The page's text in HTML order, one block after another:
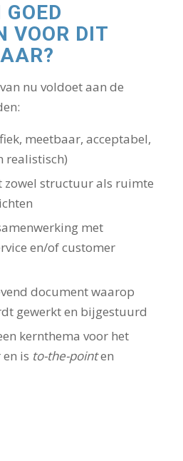
VOOR DIT
nu voldoet aan de
meetbaar, acceptabel,
realistisch)
zowel structuur als ruimte
met
en/of customer
document waarop
gewerkt en bijgestuurd
kernthema voor het
is to-the-pointen